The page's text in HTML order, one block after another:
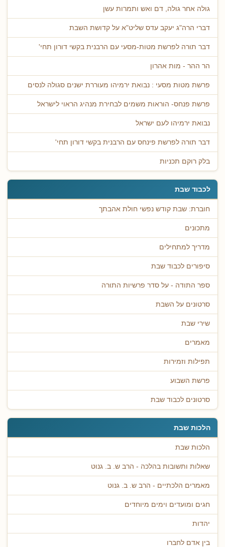
גולה אחר גולה, דם ואש ותמרות עשן
דברי הרה"ג יעקב עדס שליט"א על קדושת השבת
דבר תורה לפרשת מטות-מסעי עם הרבנית בקשי דורון תחי'
הר ההר - מות אהרון
פרשת מטות מסעי : נבואת ירמיהו מעוררת ישנים סגולה לנסים
פרשת פנחס- הוראות משמים לבחירת מנהיג הראוי לישראל
נבואת ירמיהו לעם ישראל
דבר תורה לפרשת פינחס עם הרבנית בקשי דורון תחי'
בלק רוקם תכניות
לכבוד שבת
חוברת: שבת קודש נפשי חולת אהבתך
מתכונים
מדריך למתחילים
סיפורים לכבוד שבת
ספר התודה - על סדר פרשיות התורה
סרטונים על השבת
שירי שבת
מאמרים
תפילות וזמירות
פרשת השבוע
סרטונים לכבוד שבת
הלכות שבת
הלכות שבת
שאלות ותשובות בהלכה - הרב ש. ב. גנוט
מאמרים הלכתיים - הרב ש. ב. גנוט
חגים ומועדים וימים מיוחדים
יהדות
בין אדם לחברו